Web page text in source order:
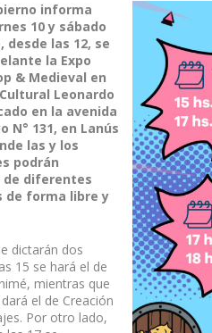
informa
10 y sábado
desde las 12, se
la Expo
& Medieval en
Leonardo
en la avenida
N° 131, en Lanús
las y los
podrán
diferentes
de forma libre y
dictarán dos
15 se hará el de
mientras que
el de Creación
Por otro lado,